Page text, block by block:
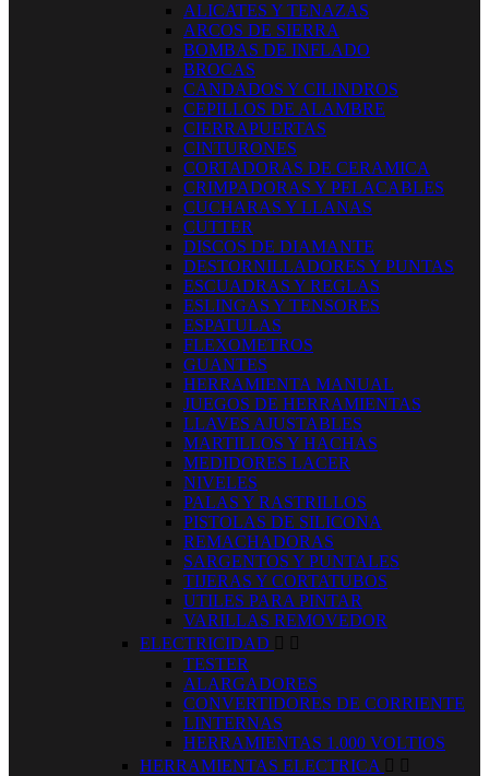
ALICATES Y TENAZAS
ARCOS DE SIERRA
BOMBAS DE INFLADO
BROCAS
CANDADOS Y CILINDROS
CEPILLOS DE ALAMBRE
CIERRAPUERTAS
CINTURONES
CORTADORAS DE CERAMICA
CRIMPADORAS Y PELACABLES
CUCHARAS Y LLANAS
CUTTER
DISCOS DE DIAMANTE
DESTORNILLADORES Y PUNTAS
ESCUADRAS Y REGLAS
ESLINGAS Y TENSORES
ESPATULAS
FLEXOMETROS
GUANTES
HERRAMIENTA MANUAL
JUEGOS DE HERRAMIENTAS
LLAVES AJUSTABLES
MARTILLOS Y HACHAS
MEDIDORES LACER
NIVELES
PALAS Y RASTRILLOS
PISTOLAS DE SILICONA
REMACHADORAS
SARGENTOS Y PUNTALES
TIJERAS Y CORTATUBOS
UTILES PARA PINTAR
VARILLAS REMOVEDOR
ELECTRICIDAD  
TESTER
ALARGADORES
CONVERTIDORES DE CORRIENTE
LINTERNAS
HERRAMIENTAS 1.000 VOLTIOS
HERRAMIENTAS ELECTRICA  